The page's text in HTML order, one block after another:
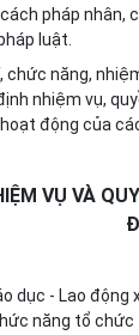
pháp nhân,
luật.
chức năng,
nhiệm vụ,
động của
VỤ VÀ
dục - Lao
năng tổ